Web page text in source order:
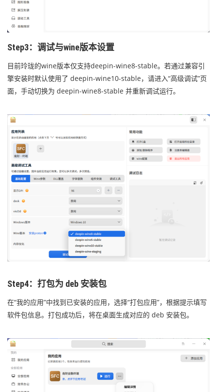
Step3：调试与wine版本设置
目前玲珑的wine版本仅支持deepin-wine8-stable。若通过兼容引
擎安装时默认使用了 deepin-wine10-stable，请进入“高级调试”页
面，手动切换为 deepin-wine8-stable 并重新调试运行。
Step4：打包为 deb 安装包
在“我的应用”中找到已安装的应用，选择“打包应用”，根据提示填写
软件包信息。打包成功后，将在桌面生成对应的 deb 安装包。